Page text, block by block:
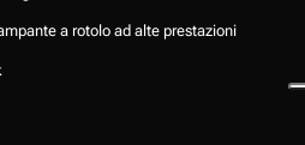
a rotolo ad alte prestazioni